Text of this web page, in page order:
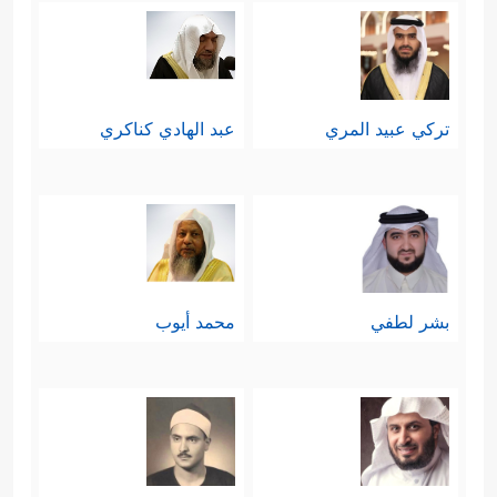
تركي عبيد المري عبد الهادي كناكري
بشر لطفي محمد أيوب